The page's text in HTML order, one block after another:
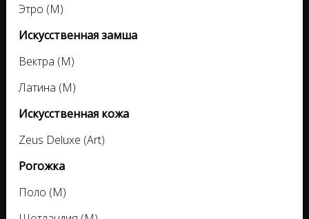
Этро (M)
Искусственная замша
Вектра (M)
Латина (M)
Искусственная кожа
Zeus Deluxe (Art)
Рогожка
Поло (M)